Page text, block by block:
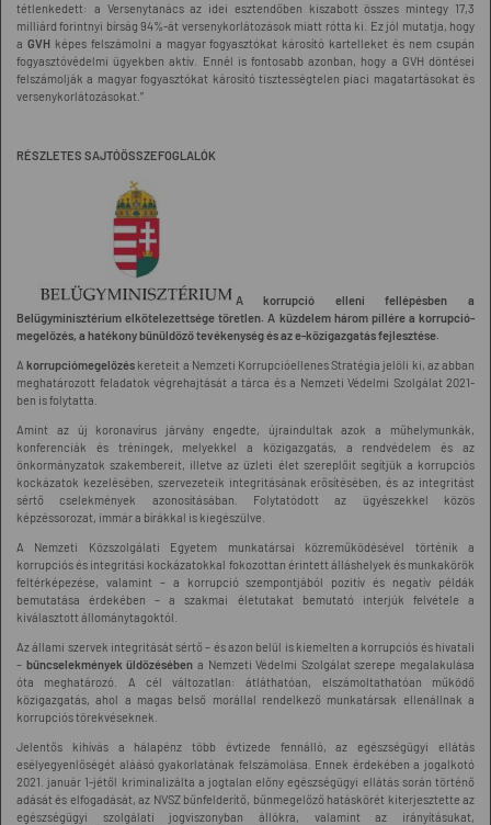
tétlenkedett: a Versenytanács az idei esztendőben kiszabott összes mintegy 17,3
milliárd forintnyi bírság 94%-át versenykorlátozások miatt rótta ki. Ez jól mutatja, hogy
a GVHképes felszámolni a magyar fogyasztókat károsító kartelleket és nem csupán
fogyasztóvédelmi ügyekben aktív. Ennél is fontosabb azonban, hogy a GVH döntései
felszámolják a magyar fogyasztókat károsító tisztességtelen piaci magatartásokat és
versenykorlátozásokat.”
RÉSZLETES SAJTÓÖSSZEFOGLALÓK
A korrupció elleni fellépésben a
Belügyminisztérium elkötelezettsége töretlen.A küzdelem három pillére a korrupció-
megelőzés, a hatékony bűnüldöző tevékenység és az e-közigazgatás fejlesztése.
Akorrupciómegelőzés kereteit a Nemzeti Korrupcióellenes Stratégia jelöli ki, az abban
meghatározott feladatok végrehajtását a tárca és a Nemzeti Védelmi Szolgálat 2021-
ben is folytatta.
Amint az új koronavírus járvány engedte, újraindultak azok a műhelymunkák,
konferenciák és tréningek, melyekkel a közigazgatás, a rendvédelem és az
önkormányzatok szakembereit, illetve az üzleti élet szereplőit segítjük a korrupciós
kockázatok kezelésében, szervezeteik integritásának erősítésében, és az integritást
sértő cselekmények azonosításában. Folytatódott az ügyészekkel közös
képzéssorozat, immár a bírákkal is kiegészülve.
A Nemzeti Közszolgálati Egyetem munkatársai közreműködésével történik a
korrupciós és integritási kockázatokkal fokozottan érintett álláshelyek és munkakörök
feltérképezése, valamint – a korrupció szempontjából pozitív és negatív példák
bemutatása érdekében – a szakmai életutakat bemutató interjúk felvétele a
kiválasztott állománytagoktól.
Az állami szervek integritását sértő – és azon belül is kiemelten a korrupciós és hivatali
– bűncselekmények üldözésében a Nemzeti Védelmi Szolgálat szerepe megalakulása
óta meghatározó. A cél változatlan: átláthatóan, elszámoltathatóan működő
közigazgatás, ahol a magas belső morállal rendelkező munkatársak ellenállnak a
korrupciós törekvéseknek.
Jelentős kihívás a hálapénz több évtizede fennálló, az egészségügyi ellátás
esélyegyenlőségét aláásó gyakorlatának felszámolása. Ennek érdekében a jogalkotó
2021. január 1-jétől kriminalizálta a jogtalan előny egészségügyi ellátás során történő
adását és elfogadását, az NVSZ bűnfelderítő, bűnmegelőző hatáskörét kiterjesztette az
egészségügyi szolgálati jogviszonyban állókra, valamint az irányításukat,